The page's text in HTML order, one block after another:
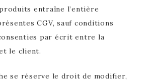
entraîne l’entière
CGV, sauf conditions
par écrit entre la
le client.
se réserve le droit de modifier,